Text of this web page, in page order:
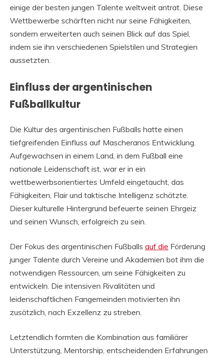
einige der besten jungen Talente weltweit antrat. Diese
Wettbewerbe schärften nicht nur seine Fähigkeiten,
sondern erweiterten auch seinen Blick auf das Spiel,
indem sie ihn verschiedenen Spielstilen und Strategien
aussetzten.
Einfluss der argentinischen
Fußballkultur
Die Kultur des argentinischen Fußballs hatte einen
tiefgreifenden Einfluss auf Mascheranos Entwicklung.
Aufgewachsen in einem Land, in dem Fußball eine
nationale Leidenschaft ist, war er in ein
wettbewerbsorientiertes Umfeld eingetaucht, das
Fähigkeiten, Flair und taktische Intelligenz schätzte.
Dieser kulturelle Hintergrund befeuerte seinen Ehrgeiz
und seinen Wunsch, erfolgreich zu sein.
Der Fokus des argentinischen Fußballs auf die Förderung
junger Talente durch Vereine und Akademien bot ihm die
notwendigen Ressourcen, um seine Fähigkeiten zu
entwickeln. Die intensiven Rivalitäten und
leidenschaftlichen Fangemeinden motivierten ihn
zusätzlich, nach Exzellenz zu streben.
Letztendlich formten die Kombination aus familiärer
Unterstützung, Mentorship, entscheidenden Erfahrungen